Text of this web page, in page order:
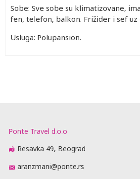
Sobe: Sve sobe su klimatizovane,
fen, telefon, balkon. Frižider i sef uz
Usluga: Polupansion.
Ponte Travel d.o.o
Resavka 49, Beograd
aranzmani@ponte.rs